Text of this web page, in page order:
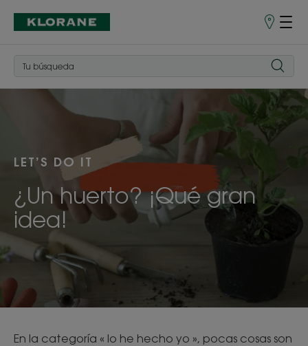
Puntos
LET’S DO IT
¿Un huerto? ¡Qué gran
idea!
En la categoría « lo he hecho yo », pocas cosas son